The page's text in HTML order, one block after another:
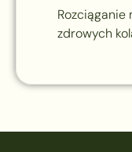
Rozciąganie
zdrowych